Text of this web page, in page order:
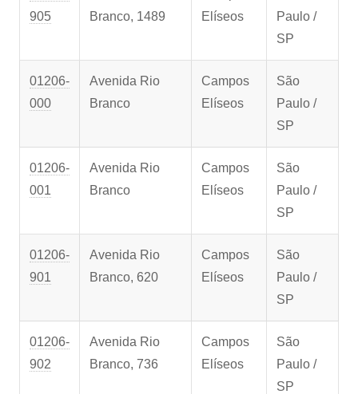
905
Branco, 1489
Elíseos
Paulo /
SP
01206-
000
Avenida Rio
Branco
Campos
Elíseos
São
Paulo /
SP
01206-
001
Avenida Rio
Branco
Campos
Elíseos
São
Paulo /
SP
01206-
901
Avenida Rio
Branco, 620
Campos
Elíseos
São
Paulo /
SP
01206-
902
Avenida Rio
Branco, 736
Campos
Elíseos
São
Paulo /
SP